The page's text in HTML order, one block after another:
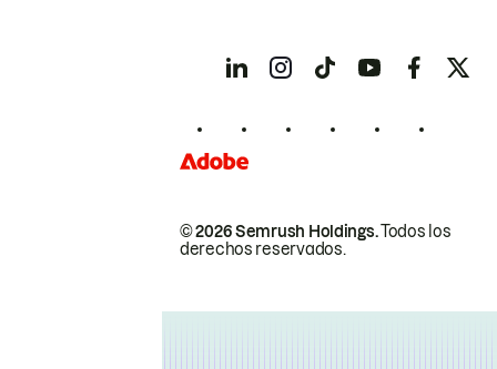
© 2026 Semrush Holdings.Todos los
derechos reservados.